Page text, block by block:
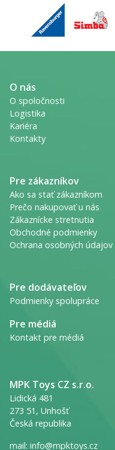
O nás
O spoločnosti
Logistika
Kariéra
Kontakty
Pre zákazníkov
Ako sa stať zákazníkom
Prečo nakupovať u nás
Zákaznícke stretnutia
Obchodné podmienky
Ochrana osobných údajov
Pre dodávateľov
Podmienky spolupráce
Pre médiá
Kontakt pre médiá
MPK Toys CZ s.r.o.
Lidická 481
273 51, Unhošť
Česká republika
mail: info@mpktoys.cz